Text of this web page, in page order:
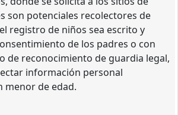
son potenciales recolectores de
registro de niños sea escrito y
de los padres o con
de reconocimiento de guardia legal,
información personal
menor de edad.